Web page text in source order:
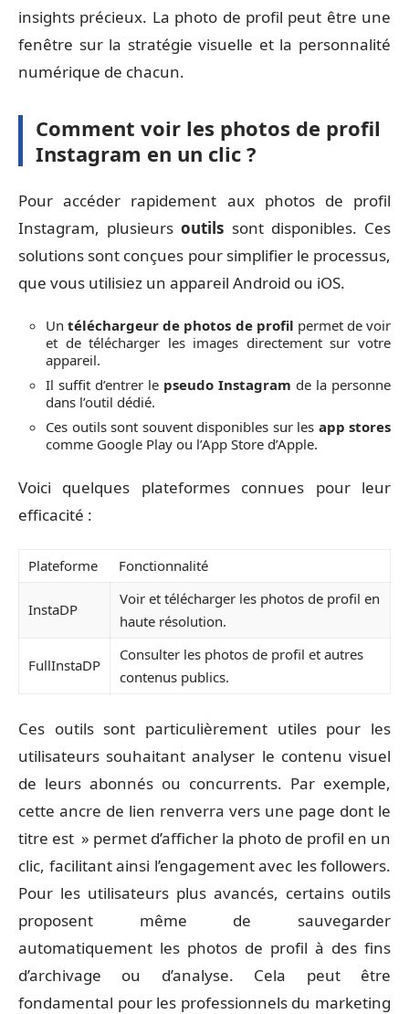
insights précieux. La photo de profil peut être une
fenêtre sur la stratégie visuelle et la personnalité
numérique de chacun.
Comment voir les photos de profil
Instagram en un clic ?
Pour accéder rapidement aux photos de profil
Instagram, plusieursoutils sont disponibles. Ces
solutions sont conçues pour simplifier le processus,
que vous utilisiez un appareil Android ou iOS.
Untéléchargeur de photos de profil permet de voir
et de télécharger les images directement sur votre
appareil.
Il suffit d’entrer le pseudo Instagram de la personne
dans l’outil dédié.
Ces outils sont souvent disponibles sur les app stores
comme Google Play ou l’App Store d’Apple.
Voici quelques plateformes connues pour leur
efficacité :
Plateforme Fonctionnalité
InstaDP
Voir et télécharger les photos de profil en
haute résolution.
FullInstaDP
Consulter les photos de profil et autres
contenus publics.
Ces outils sont particulièrement utiles pour les
utilisateurs souhaitant analyser le contenu visuel
de leurs abonnés ou concurrents. Par exemple,
cette ancre de lien renverra vers une page dont le
titre est » permet d’afficher la photo de profil en un
clic, facilitant ainsi l’engagement avec les followers.
Pour les utilisateurs plus avancés, certains outils
proposent même de sauvegarder
automatiquement les photos de profil à des fins
d’archivage ou d’analyse. Cela peut être
fondamental pour les professionnels du marketing